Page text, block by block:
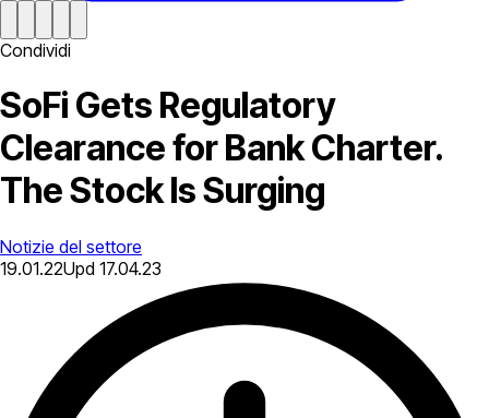
Condividi
SoFi Gets Regulatory
Clearance for Bank Charter.
The Stock Is Surging
Notizie del settore
19.01.22Upd 17.04.23